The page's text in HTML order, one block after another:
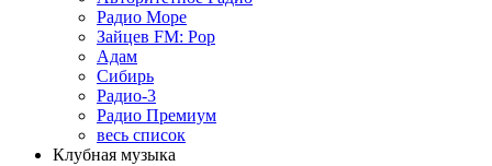
Радио Море
Зайцев FM: Pop
Адам
Сибирь
Радио-3
Радио Премиум
весь список
Клубная музыка